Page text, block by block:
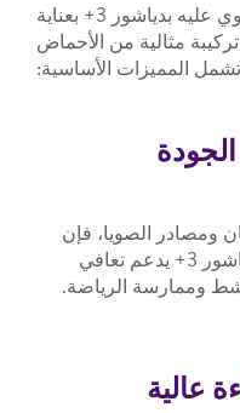
تم اختيار مزيج البروتين الذي يحتوي عليه بدياشور 3+ بعناية
مثالية من الأحماض
تشمل المميزات الأساسية:
ومصادر الصويا، فإن
البروتين الذي يحتوي عليه بدياشور 3+ يدعم تعافي
وممارسة الرياضة.
عالية